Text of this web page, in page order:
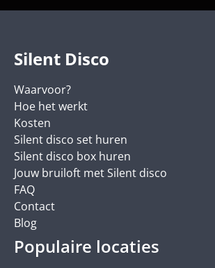
Silent Disco
Waarvoor?
Hoe het werkt
Kosten
Silent disco set huren
Silent disco box huren
Jouw bruiloft met Silent disco
FAQ
Contact
Blog
Populaire locaties